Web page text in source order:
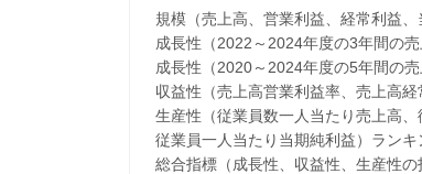
規模（売上高、営業利益、経常利益
成長性（2022～2024年度の3年間の
成長性（2020～2024年度の5年間の
収益性（売上高営業利益率、売上高
生産性（従業員数一人当たり売上高
従業員一人当たり当期純利益）ランキ
総合指標（成長性、収益性、生産性